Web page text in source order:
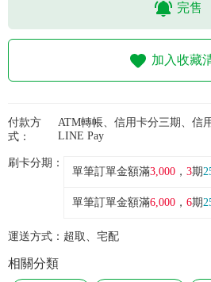
完售
加入收藏
付款方
式：
ATM轉帳、信用卡分三期、信
LINE Pay
刷卡分期：
單筆訂單金額滿3,000 ， 3期
單筆訂單金額滿6,000 ， 6期
運送方式： 超取、宅配
相關分類